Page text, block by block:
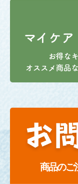
商品のご